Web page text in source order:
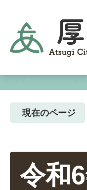
現在のページ
令和